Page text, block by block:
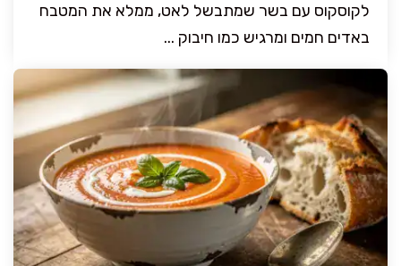
לקוסקוס עם בשר שמתבשל לאט, ממלא את המטבח
באדים חמים ומרגיש כמו חיבוק ...